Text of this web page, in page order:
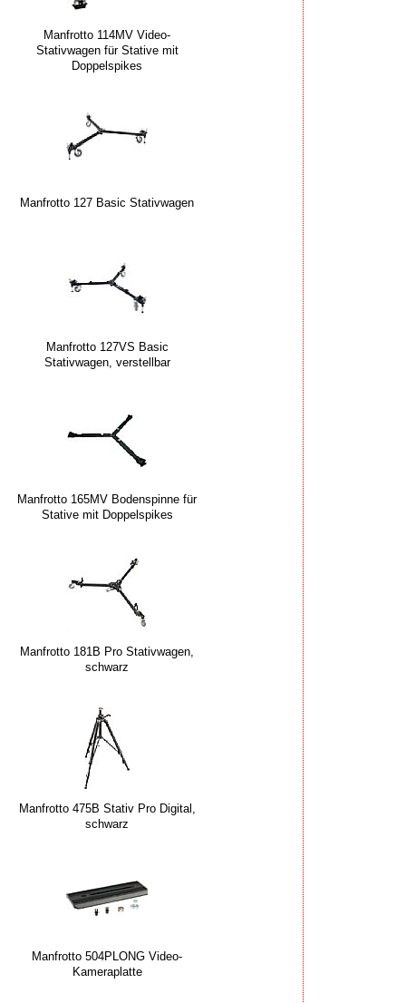
Manfrotto 114MV Video-
Stativwagen für Stative mit
Doppelspikes
Manfrotto 127 Basic Stativwagen
Manfrotto 127VS Basic
Stativwagen, verstellbar
Manfrotto 165MV Bodenspinne für
Stative mit Doppelspikes
Manfrotto 181B Pro Stativwagen,
schwarz
Manfrotto 475B Stativ Pro Digital,
schwarz
Manfrotto 504PLONG Video-
Kameraplatte